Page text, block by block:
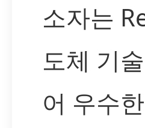
소자는
도체 기
어 우수